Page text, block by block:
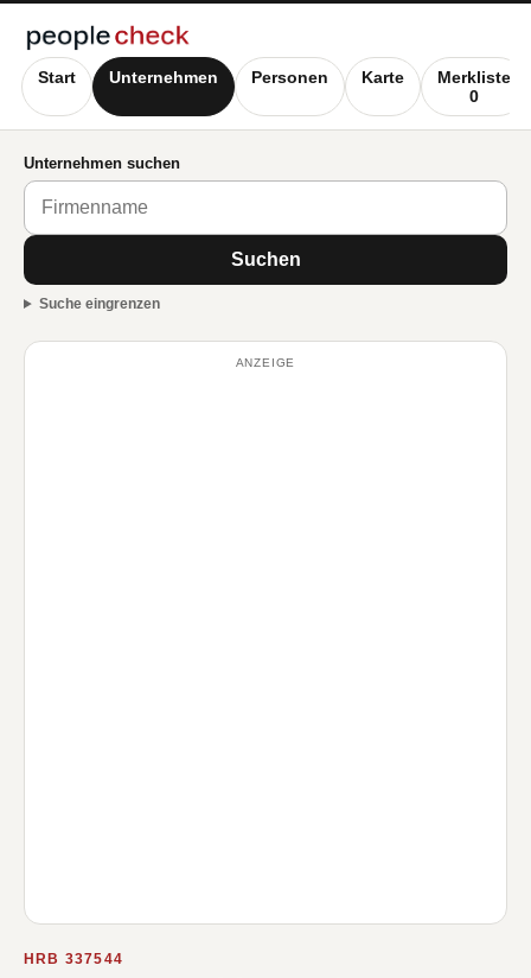
Start Unternehmen Personen Karte
Merkliste
0
Unternehmen suchen
Suchen
Suche eingrenzen
ANZEIGE
HRB 337544